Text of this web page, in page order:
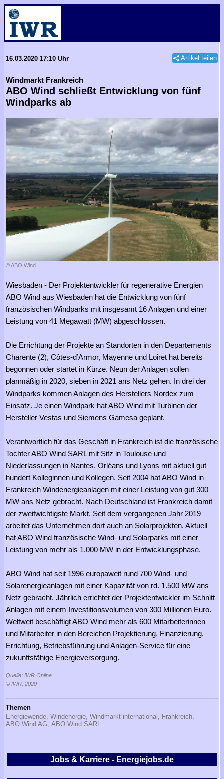
16.03.2020 17:10 Uhr Artikel teilen
Windmarkt Frankreich
ABO Wind schließt Entwicklung von fünf
Windparks ab
© ABO Wind
Wiesbaden - Der Projektentwickler für regenerative Energien
ABO Wind aus Wiesbaden hat die Entwicklung von fünf
französischen Windparks mit insgesamt 16 Anlagen und einer
Leistung von 41 Megawatt (MW) abgeschlossen.
Die Errichtung der Projekte an Standorten in den Departements
Charente (2), Côtes-d’Armor, Mayenne und Loiret hat bereits
begonnen oder startet in Kürze. Neun der Anlagen sollen
planmäßig in 2020, sieben in 2021 ans Netz gehen. In drei der
Windparks kommen Anlagen des Herstellers Nordex zum
Einsatz. Je einen Windpark hat ABO Wind mit Turbinen der
Hersteller Vestas und Siemens Gamesa geplant.
Verantwortlich für das Geschäft in Frankreich ist die französische
Tochter ABO Wind SARL mit Sitz in Toulouse und
Niederlassungen in Nantes, Orléans und Lyons mit aktuell gut
hundert Kolleginnen und Kollegen. Seit 2004 hat ABO Wind in
Frankreich Windenergieanlagen mit einer Leistung von gut 300
MW ans Netz gebracht. Nach Deutschland ist Frankreich damit
der zweitwichtigste Markt. Seit dem vergangenen Jahr 2019
arbeitet das Unternehmen dort auch an Solarprojekten. Aktuell
hat ABO Wind französische Wind- und Solarparks mit einer
Leistung von mehr als 1.000 MW in der Entwicklungsphase.
ABO Wind hat seit 1996 europaweit rund 700 Wind- und
Solarenergieanlagen mit einer Kapazität von rd. 1.500 MW ans
Netz gebracht. Jährlich errichtet der Projektentwickler im Schnitt
Anlagen mit einem Investitionsvolumen von 300 Millionen Euro.
Weltweit beschäftigt ABO Wind mehr als 600 Mitarbeiterinnen
und Mitarbeiter in den Bereichen Projektierung, Finanzierung,
Errichtung, Betriebsführung und Anlagen-Service für eine
zukunftsfähige Energieversorgung.
Quelle: IWR Online
© IWR, 2020
Themen
Energiewende, Windenergie, Windmarkt international, Frankreich,
ABO Wind AG, ABO Wind SARL
Jobs & Karriere - Energiejobs.de